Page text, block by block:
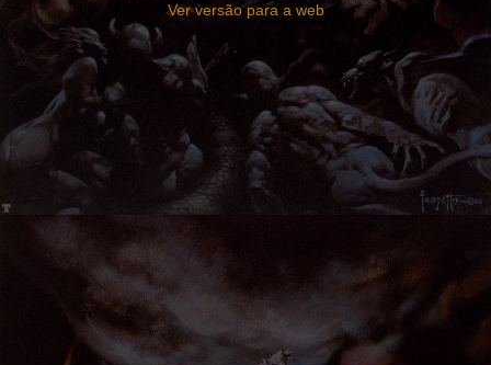
Ver versão para a web